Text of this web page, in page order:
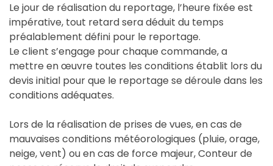
Le jour de réalisation du reportage, l’heure fixée est
impérative, tout retard sera déduit du temps
préalablement défini pour le reportage.
Le client s’engage pour chaque commande, a
mettre en œuvre toutes les conditions établit lors du
devis initial pour que le reportage se déroule dans les
conditions adéquates.
Lors de la réalisation de prises de vues, en cas de
mauvaises conditions météorologiques (pluie, orage,
neige, vent) ou en cas de force majeur, Conteur de